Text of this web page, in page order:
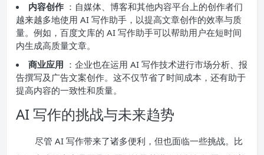
内容创作 ：自媒体、博客和其他内容平台上的创作者们
越来越多地使用 AI 写作助手，以提高文章创作的效率与质
量。例如，百度文库的 AI 写作助手可以帮助用户在短时间
内生成高质量文章。
商业应用 ：企业也在运用 AI 写作技术进行市场分析、报
告撰写及广告文案创作。这不仅节省了时间成本，还有助于
提高内容的一致性和质量。
AI 写作的挑战与未来趋势
尽管 AI 写作带来了诸多便利，但也面临一些挑战。比